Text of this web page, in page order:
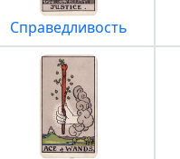
Справедливость